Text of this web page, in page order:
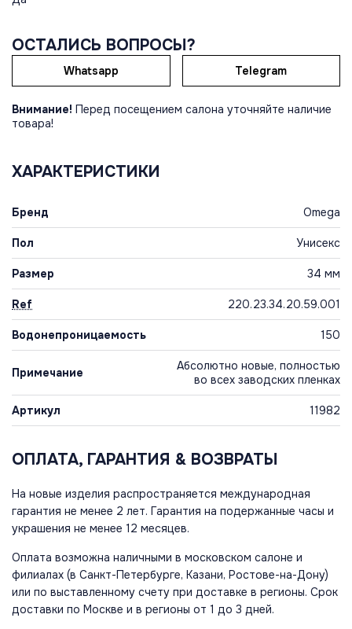
ОСТАЛИСЬ ВОПРОСЫ?
Whatsapp Telegram
Внимание! Перед посещением салона уточняйте наличие
товара!
ХАРАКТЕРИСТИКИ
Бренд Omega
Пол Унисекс
Размер 34 мм
Ref 220.23.34.20.59.001
Водонепроницаемость 150
Примечание
Абсолютно новые, полностью
во всех заводских пленках
Артикул 11982
ОПЛАТА, ГАРАНТИЯ & ВОЗВРАТЫ
На новые изделия распространяется международная
гарантия не менее 2 лет. Гарантия на подержанные часы и
украшения не менее 12 месяцев.
Оплата возможна наличными в московском салоне и
филиалах (в Санкт-Петербурге, Казани, Ростове-на-Дону)
или по выставленному счету при доставке в регионы. Срок
доставки по Москве и в регионы от 1 до 3 дней.